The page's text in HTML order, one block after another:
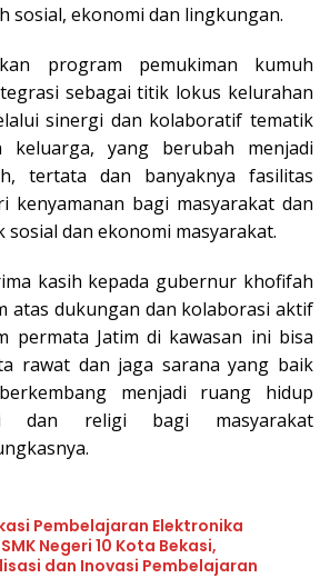
sosial, ekonomi dan lingkungan.
program pemukiman kumuh
sebagai titik lokus kelurahan
sinergi dan kolaboratif tematik
keluarga, yang berubah menjadi
tertata dan banyaknya fasilitas
kenyamanan bagi masyarakat dan
sosial dan ekonomi masyarakat.
kasih kepada gubernur khofifah
atas dukungan dan kolaborasi aktif
permata Jatim di kawasan ini bisa
rawat dan jaga sarana yang baik
menjadi ruang hidup
dan religi bagi masyarakat
Pembelajaran Elektronika
Negeri 10 Kota Bekasi,
dan Inovasi Pembelajaran